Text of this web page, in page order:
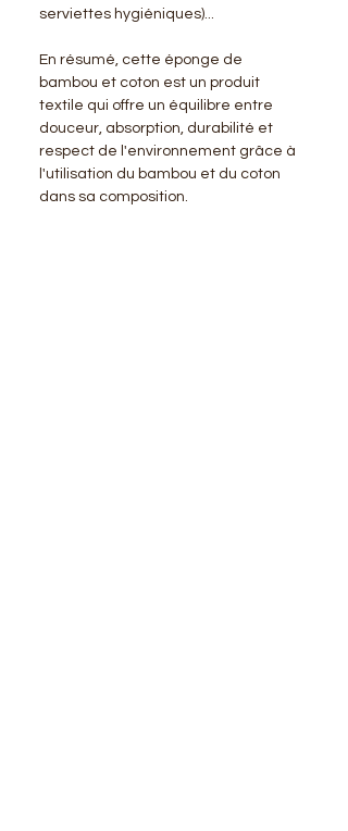
serviettes hygiéniques)...
En résumé, cette éponge de
bambou et coton est un produit
textile qui offre un équilibre entre
douceur, absorption, durabilité et
respect de l'environnement grâce à
l'utilisation du bambou et du coton
dans sa composition.